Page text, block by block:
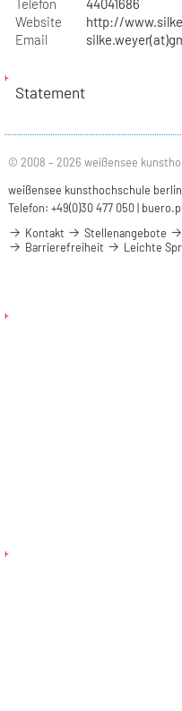
Telefon
44041686
Website
http://
Email
Statement
© 2008 – 2026 weißensee
weißensee kunsthochschule
Telefon: +49(0)30 477 050 |
Kontakt
Stellenangebote
Barrierefreiheit
Leichte